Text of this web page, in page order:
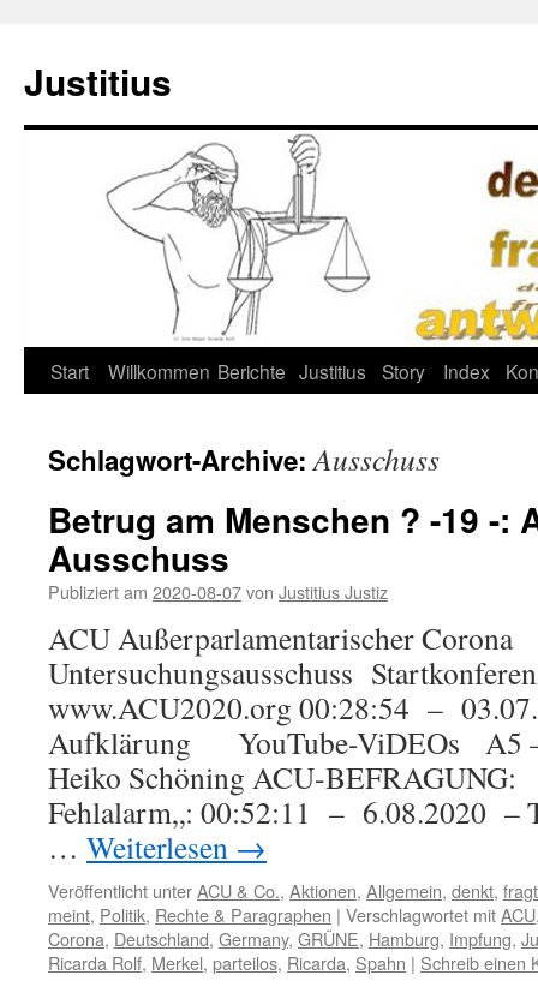
Justitius
Zum
springen
Start Willkommen Berichte Justitius Story Index
Schlagwort-Archive:Ausschuss
Betrug am Menschen ? -19 -:
Ausschuss
Publiziert am 2020-08-07von Justitius Justiz
ACU Außerparlamentarischer Corona
Untersuchungsausschuss
www.ACU2020.org 00:28:54 –
Aufklärung YouTube-ViDEOs A5
Heiko Schöning ACU-BEFRAGUNG:
Fehlalarm„: 00:52:11 – 6.08.2020 –
… Weiterlesen →
Veröffentlicht unterACU & Co., Aktionen, Allgemein, denkt, fragt
meint, Politik, Rechte & Paragraphen | Verschlagwortet mitACU
Corona, Deutschland, Germany, GRÜNE, Hamburg, Impfung,
Ricarda Rolf, Merkel, parteilos, Ricarda, Spahn | Schreib einen